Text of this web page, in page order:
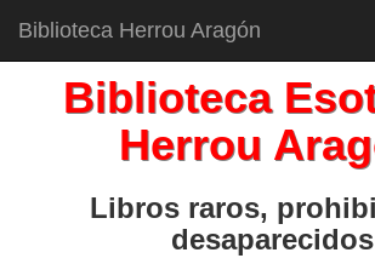
Biblioteca Herrou Aragón
Biblioteca
Herrou
Libros raros,
desaparecidos